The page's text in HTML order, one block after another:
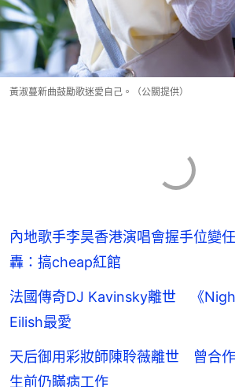
黃淑蔓新曲鼓勵歌迷愛自己。（公關提供）
內地歌手李昊香港演唱會握手位變
轟：搞cheap紅館
法國傳奇DJ Kavinsky離世 《
Eilish最愛
天后御用彩妝師陳聆薇離世 曾合
生前仍瞞病工作